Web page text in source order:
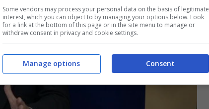
Some vendors may process your personal data on the basis of legitimate
interest, which you can object to by managing your options below. Look
for a link at the bottom of this page or in the site menu to manage or
withdraw consent in privacy and cookie settings.
Consent
Manage options